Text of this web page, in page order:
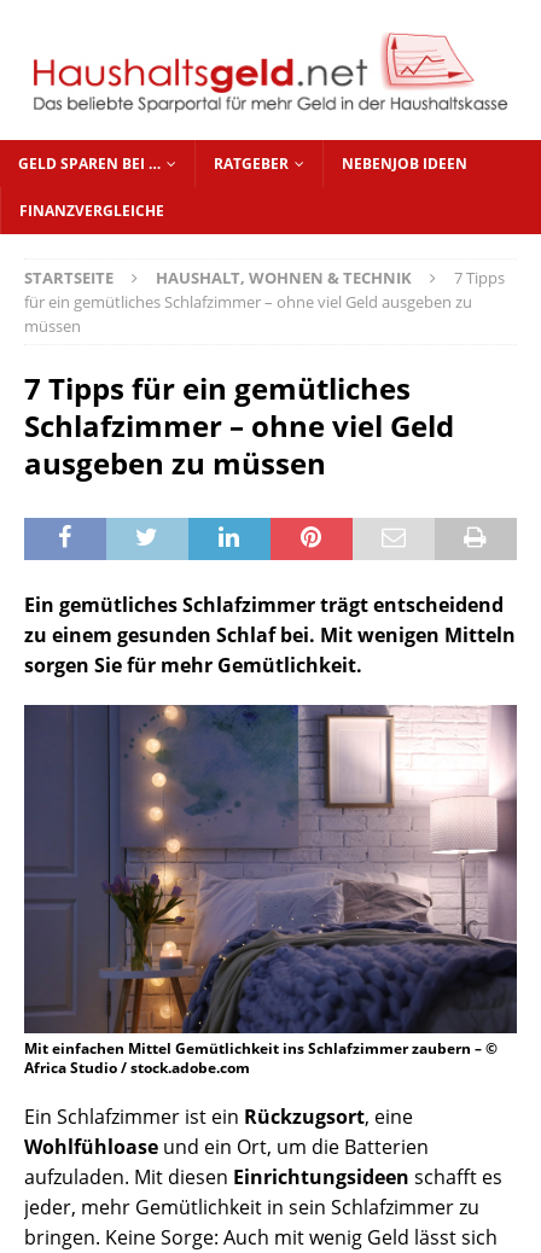
GELD SPAREN BEI … RATGEBER NEBENJOB IDEEN
FINANZVERGLEICHE
STARTSEITE HAUSHALT, WOHNEN & TECHNIK
7 Tipps
für ein gemütliches Schlafzimmer – ohne viel Geld ausgeben zu
müssen
7 Tipps für ein gemütliches
Schlafzimmer – ohne viel Geld
ausgeben zu müssen
Ein gemütliches Schlafzimmer trägt entscheidend
zu einem gesunden Schlaf bei. Mit wenigen Mitteln
sorgen Sie für mehr Gemütlichkeit.
Mit einfachen Mittel Gemütlichkeit ins Schlafzimmer zaubern – ©
Africa Studio / stock.adobe.com
Ein Schlafzimmer ist ein Rückzugsort, eine
Wohlfühloase und ein Ort, um die Batterien
aufzuladen. Mit diesen Einrichtungsideen schafft es
jeder, mehr Gemütlichkeit in sein Schlafzimmer zu
bringen. Keine Sorge: Auch mit wenig Geld lässt sich